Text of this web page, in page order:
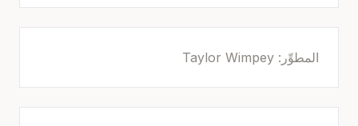
المطوِّر: Taylor Wimpey